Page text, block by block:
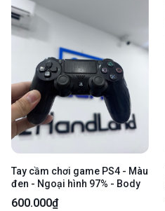
Tay cầm chơi game PS4 - Màu
đen - Ngoại hình 97% - Body
600.000₫